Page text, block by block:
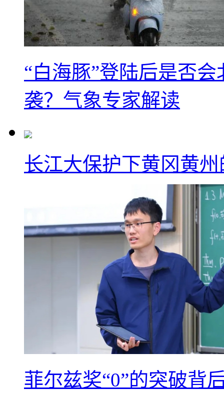
“白海豚”登陆后是否
袭？气象专家解读
长江大保护下黄冈黄
菲尔兹奖“0”的突破背